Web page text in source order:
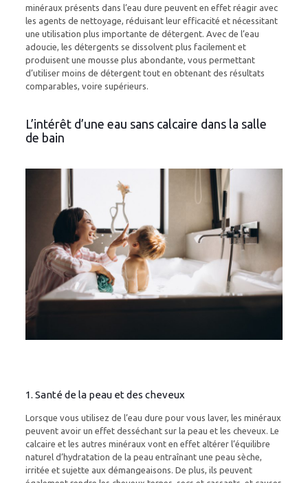
minéraux présents dans l’eau dure peuvent en effet réagir avec
les agents de nettoyage, réduisant leur efficacité et nécessitant
une utilisation plus importante de détergent. Avec de l’eau
adoucie, les détergents se dissolvent plus facilement et
produisent une mousse plus abondante, vous permettant
d’utiliser moins de détergent tout en obtenant des résultats
comparables, voire supérieurs.
L’intérêt d’une eau sans calcaire dans la salle
de bain
1. Santé de la peau et des cheveux
Lorsque vous utilisez de l’eau dure pour vous laver, les minéraux
peuvent avoir un effet desséchant sur la peau et les cheveux. Le
calcaire et les autres minéraux vont en effet altérer l’équilibre
naturel d’hydratation de la peau entraînant une peau sèche,
irritée et sujette aux démangeaisons. De plus, ils peuvent